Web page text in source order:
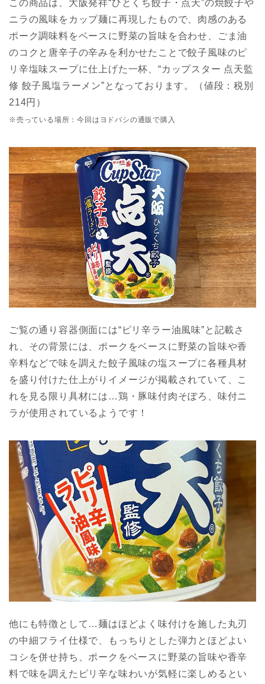
この商品は、大阪発祥“ひとくち餃子・点天”の焼餃子や
ニラの風味をカップ麺に再現したもので、肉感のある
ポーク調味料をベースに野菜の旨味を合わせ、ごま油
のコクと唐辛子の辛みを利かせたことで餃子風味のピ
リ辛塩味スープに仕上げた一杯、“カップスター 点天監
修 餃子風塩ラーメン”となっております。（値段：税別
214円）
※売っている場所：今回はヨドバシの通販で購入
ご覧の通り容器側面には“ピリ辛ラー油風味”と記載さ
れ、その背景には、ポークをベースに野菜の旨味や香
辛料などで味を調えた餃子風味の塩スープに各種具材
を盛り付けた仕上がりイメージが掲載されていて、こ
れを見る限り具材には…鶏・豚味付肉そぼろ、味付ニ
ラが使用されているようです！
他にも特徴として…麺はほどよく味付けを施した丸刃
の中細フライ仕様で、もっちりとした弾力とほどよい
コシを併せ持ち、ポークをベースに野菜の旨味や香辛
料で味を調えたピリ辛な味わいが気軽に楽しめるとい